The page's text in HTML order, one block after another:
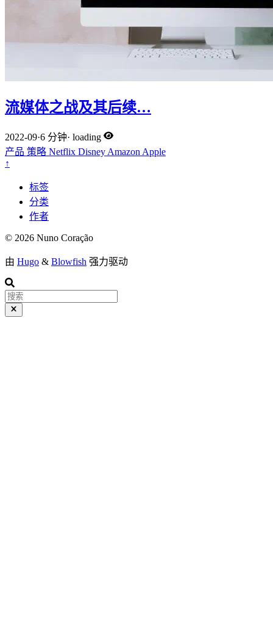
流媒体之战及其后续…
2022-09·6 分钟· loading
产品 策略 Netflix Disney Amazon Apple
↑
标签
分类
作者
© 2026 Nuno Coração
由 Hugo & Blowfish 强力驱动